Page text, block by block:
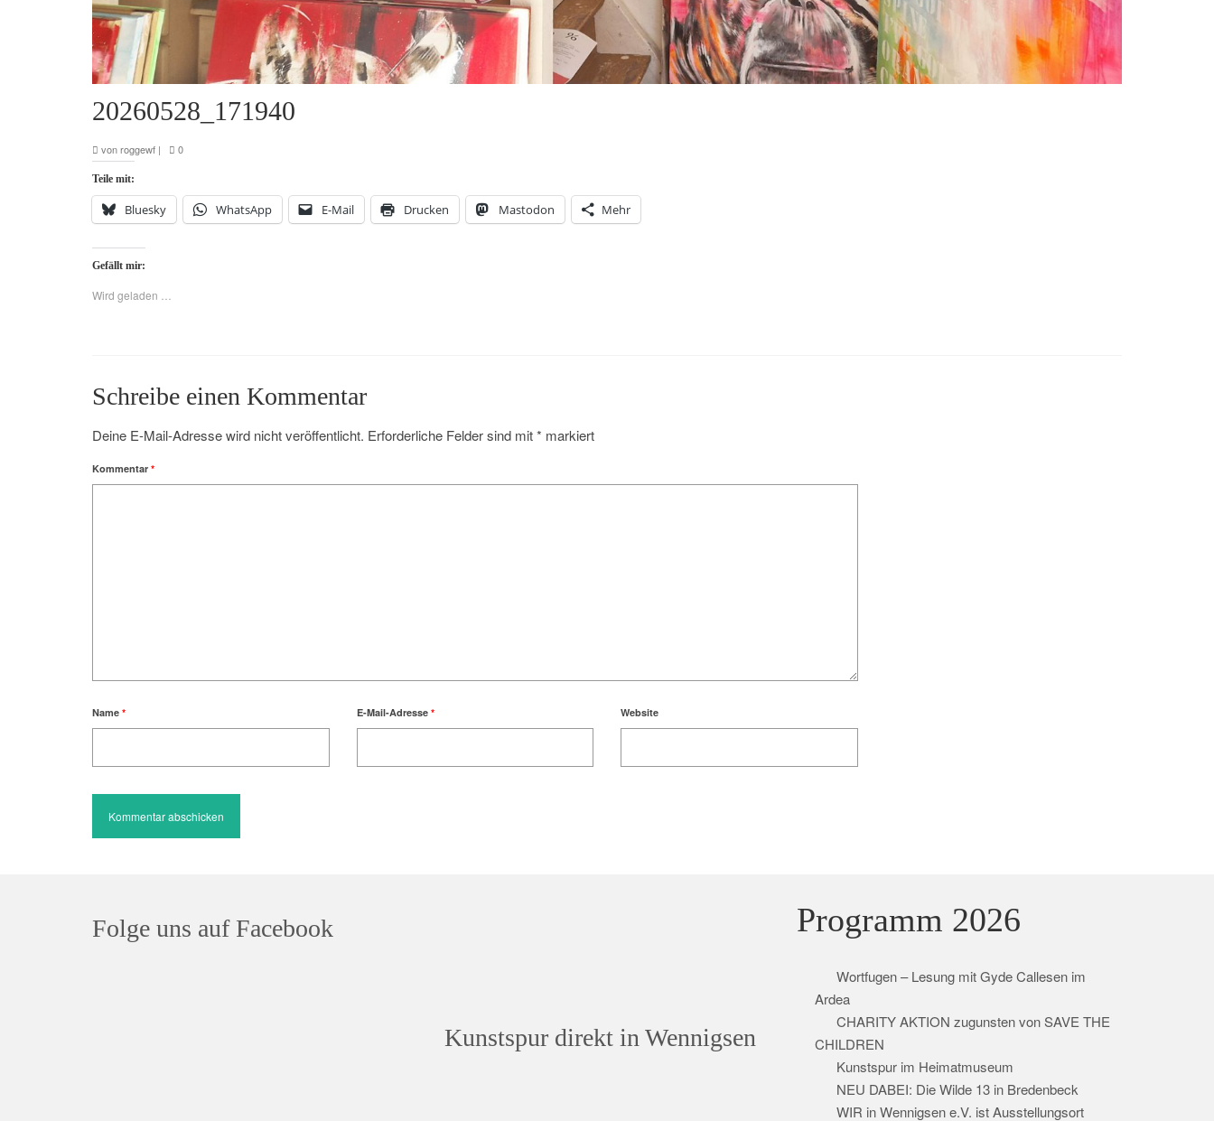
20260528_171940
vonroggewf | 0
Teile mit:
Bluesky WhatsApp E-Mail Drucken Mastodon Mehr
Gefällt mir:
Wird geladen …
Schreibe einen Kommentar
Deine E-Mail-Adresse wird nicht veröffentlicht. Erforderliche Felder sind mit* markiert
Kommentar *
Name * E-Mail-Adresse * Website
Folge uns auf Facebook
Kunstspur direkt in Wennigsen
Programm 2026
Wortfugen – Lesung mit Gyde Callesen im
Ardea
CHARITY AKTION zugunsten von SAVE THE
CHILDREN
Kunstspur im Heimatmuseum
NEU DABEI: Die Wilde 13 in Bredenbeck
WIR in Wennigsen e.V. ist Ausstellungsort